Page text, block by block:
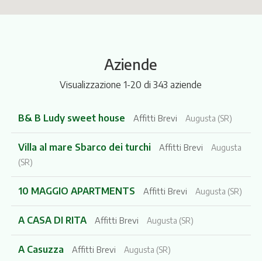
Aziende
Visualizzazione 1-20 di 343 aziende
B& B Ludy sweet house Affitti Brevi Augusta (SR)
Villa al mare Sbarco dei turchi Affitti Brevi
Augusta
(SR)
10 MAGGIO APARTMENTS Affitti Brevi Augusta (SR)
A CASA DI RITA Affitti Brevi Augusta (SR)
A Casuzza Affitti Brevi Augusta (SR)